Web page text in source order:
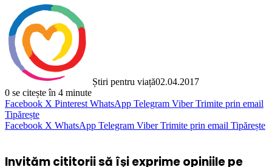
Știri pentru viață02.04.2017
0 se citește în 4 minute
Facebook X Pinterest WhatsApp Telegram Viber Trimite prin email
Tipărește
Facebook X WhatsApp Telegram Viber Trimite prin email Tipărește
Invităm cititorii să își exprime opiniile pe